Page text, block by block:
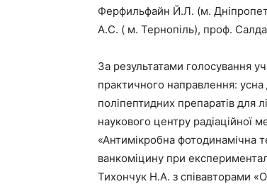
Ферфильфайн Й.Л. (м.
А.С. ( м. Тернопіль), проф.
За результатами голосування
практичного направлення:
поліпептидних препаратів для
наукового центру радіаційної
«Антимікробна фотодинамічна
ванкоміцину при
Тихончук Н.А. з співавторами